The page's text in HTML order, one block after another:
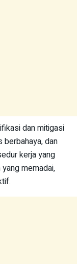
dan mitigasi
berbahaya, dan
kerja yang
memadai,